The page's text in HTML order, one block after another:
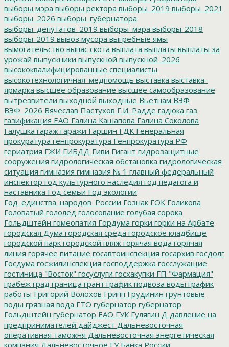
выборы мэра выборы ректора выборы_2019 выборы_2021
выборы_2026 выборы_губернатора
выборы_депутатов_2019 выборы_мэра выборы-2018
выборы-2019 вывоз мусора выгребные ямы
вымогательство выпас скота выплата выплаты выплаты за
урожай выпускники выпускной выпускной_2026
высококвалифицированные специалисты
высокотехнологичная_медпомощь выставка выставка-
ярмарка высшее образование высшее самообразование
вытрезвители выходной выходные Вьетнам ВЭФ
ВЭФ_2026 Вячеслав Пастухов Г.И. Радде гадюка газ
газификация ЕАО Галина Кашапова Галина Соколова
Галушка гараж гаражи Гаршин ГДК Генеральная
прокуратура генпрокуратура Генпрокуратура РФ
гериатрия ГЖИ ГИБДД Гиви Гигант гидрозащитные
сооружения гидрологическая обстановка гидрологическая
ситуация гимназия гимназия № 1 главный федеральный
инспектор год культурного наследия год педагога и
наставника Год семьи Год экологии
Год_единства_народов_России Гознак ГОК Голикова
Головатый гололед голосование голубая сорока
Гольдштейн гомеопатия Гордума горки горки на Арбате
городская Дума городская среда городское кладбище
городской парк городской пляж горячая вода горячая
линия горячее питание госавтоинспекция госархив госдолг
Госдума госжилинспекция господдержка госслужащие
гостиница "Восток" госуслуги госхакупки ГП "Фармация"
грабеж град граница грант график подвоза воды график
работы Григорий Волохов Грипп Грудинин грунтовые
воды грязная вода ГТО губернатор губернатор
Гольдштейн губернатор ЕАО ГУК Гулягин Д давление на
предпринимателей дайджест Дальневосточная
оперативная таможня Дальневосточная энергетическая
компания Дальневосточное ГУ Банка России